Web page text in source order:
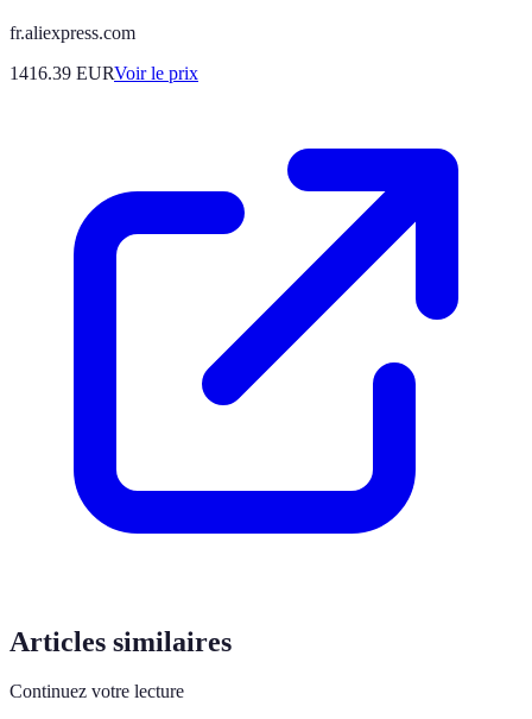
fr.aliexpress.com
1416.39 EURVoir le prix
Articles similaires
Continuez votre lecture